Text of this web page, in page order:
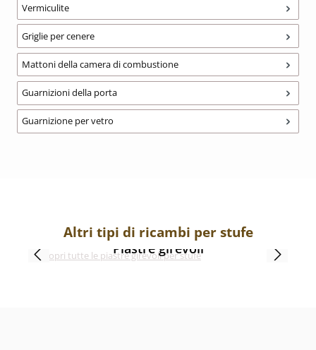
Vermiculite
Griglie per cenere
Mattoni della camera di combustione
Guarnizioni della porta
Guarnizione per vetro
Altri tipi di ricambi per stufe
Piastre girevoli